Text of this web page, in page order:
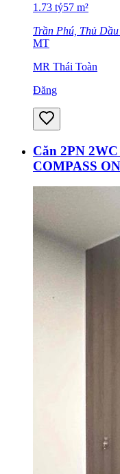
1.73 tỷ57 m²
Trần Phú, Thủ
MT
MR Thái Toàn
Đăng
Căn 2PN
COMPASS